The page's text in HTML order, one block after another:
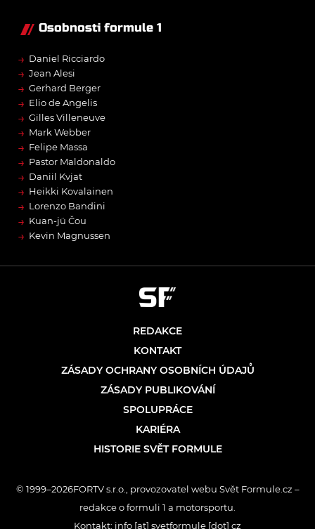
Osobnosti formule 1
→ Daniel Ricciardo
→ Jean Alesi
→ Gerhard Berger
→ Elio de Angelis
→ Gilles Villeneuve
→ Mark Webber
→ Felipe Massa
→ Pastor Maldonaldo
→ Daniil Kvjat
→ Heikki Kovalainen
→ Lorenzo Bandini
→ Kuan-jü Čou
→ Kevin Magnussen
REDAKCE
KONTAKT
ZÁSADY OCHRANY OSOBNÍCH ÚDAJŮ
ZÁSADY PUBLIKOVÁNÍ
SPOLUPRÁCE
KARIÉRA
HISTORIE SVĚT FORMULE
© 1999–2026FORTV s.r.o., provozovatel webu Svět Formule.cz –
redakce o formuli 1 a motorsportu.
Kontakt: info [at] svetformule [dot] cz